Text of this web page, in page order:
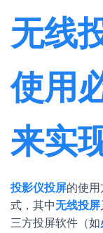
无线
使用
来实
投影仪投屏的使
式，其中无线投屏
三方投屏软件（如